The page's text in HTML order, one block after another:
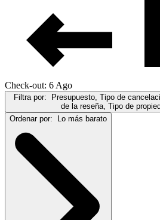
Check-out: 6 Ago
Filtra por: Presupuesto, Tipo de
de la reseña, Tipo de
Ordenar por: Lo más barato